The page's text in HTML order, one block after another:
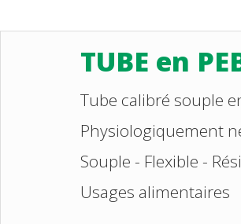
TUBE en
Tube calibré souple
Physiologiquement
Souple - Flexible -
Usages alimentaires